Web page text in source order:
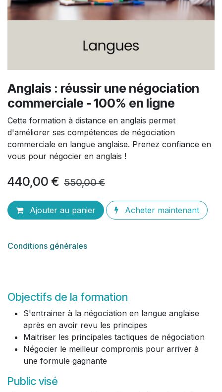
Anglais : réussir une négociation
commerciale - 100% en ligne
Cette formation à distance en anglais permet
d'améliorer ses compétences de négociation
commerciale en langue anglaise. Prenez confiance en
vous pour négocier en anglais !
440,00 € 550,00€
Ajouter au panier Acheter maintenant
Conditions générales
Objectifs de la formation
S'entrainer à la négociation en langue anglaise
après en avoir revu les principes
Maitriser les principales tactiques de négociation
Négocier le meilleur compromis pour arriver à
une formule gagnante
Public visé